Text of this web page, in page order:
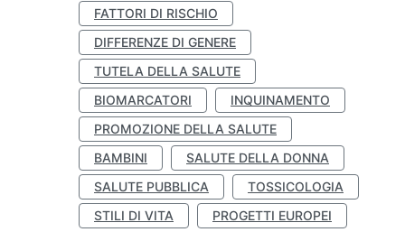
FATTORI DI RISCHIO
DIFFERENZE DI GENERE
TUTELA DELLA SALUTE
BIOMARCATORI
INQUINAMENTO
PROMOZIONE DELLA SALUTE
BAMBINI
SALUTE DELLA DONNA
SALUTE PUBBLICA
TOSSICOLOGIA
STILI DI VITA
PROGETTI EUROPEI